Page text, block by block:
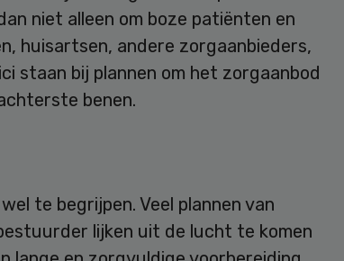
niet alleen om boze patiënten en
huisartsen, andere zorgaanbieders,
staan bij plannen om het zorgaanbod
benen.
te begrijpen. Veel plannen van
lijken uit de lucht te komen